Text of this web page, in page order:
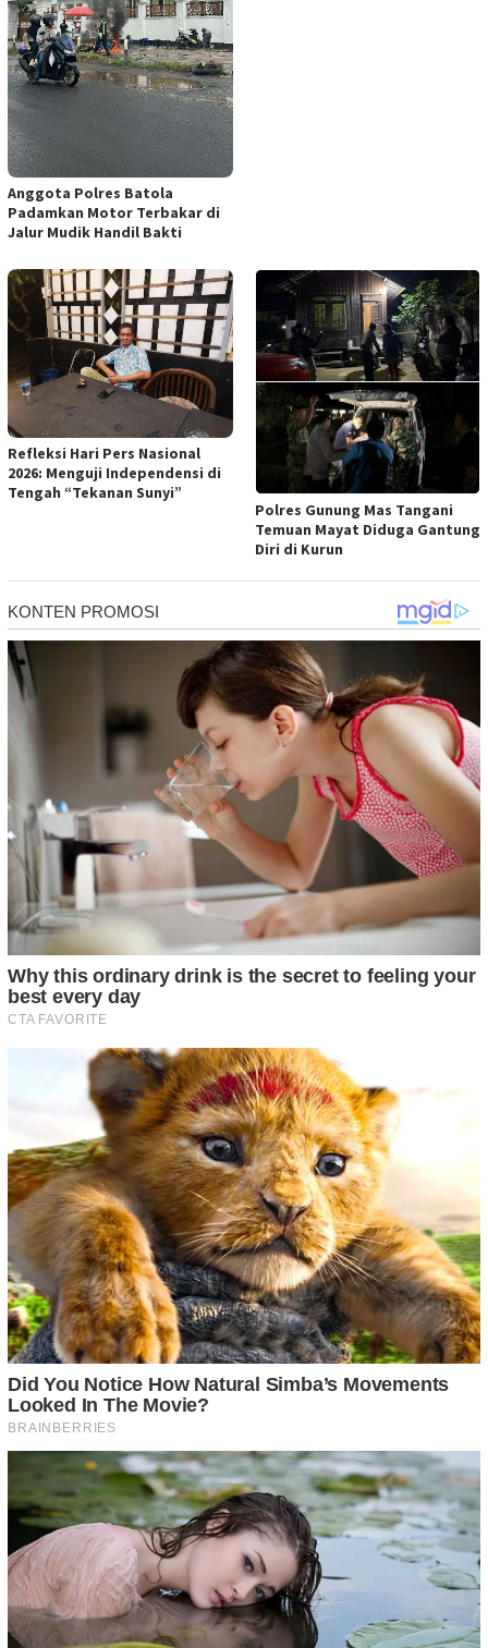
Anggota Polres Batola
Padamkan Motor Terbakar di
Jalur Mudik Handil Bakti
Refleksi Hari Pers Nasional
2026: Menguji Independensi di
Tengah “Tekanan Sunyi”
Polres Gunung Mas Tangani
Temuan Mayat Diduga Gantung
Diri di Kurun